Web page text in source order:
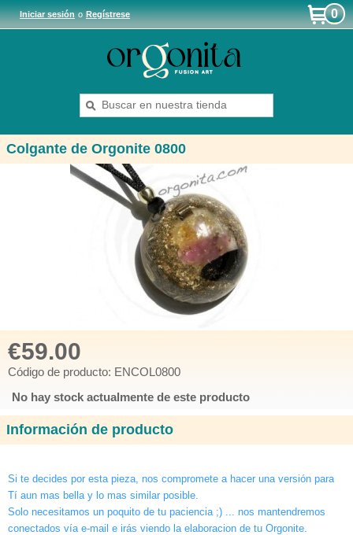
Iniciar sesiónoRegístrese 0
Colgante de Orgonite 0800
€59.00
Código de producto: ENCOL0800
No hay stock actualmente de este producto
Información de producto
Si te decides por esta pieza, nos compromete a hacer una versión para
Tí aun mas bella y lo mas similar posible.
Solo necesitamos un poquito de tu paciencia ;) ... nos mantendremos
conectados vía e-mail e irás viendo la elaboracion de tu Orgonite.